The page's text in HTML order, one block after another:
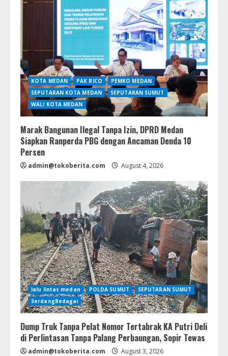
KOTA MEDAN PAK RICO
PEMKO MEDAN
SEPUTARAN KOTA MEDAN
SEPUTARAN SUMUT
WALI KOTA MEDAN
Marak Bangunan Ilegal Tanpa Izin, DPRD Medan
Siapkan Ranperda PBG dengan Ancaman Denda 10
Persen
admin@tokoberita.com August 4, 2026
lalu lintas medan POLDA SUMUT
SEPUTARAN SUMUT
SerdangBedagai
Dump Truk Tanpa Pelat Nomor Tertabrak KA Putri Deli
di Perlintasan Tanpa Palang Perbaungan, Sopir Tewas
admin@tokoberita.com August 3, 2026